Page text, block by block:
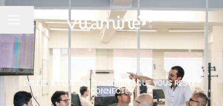
MENU CARRIÈRE
Partager la page
CELLES & CEUX QUI S'ASSURENT QUE VOUS RESTEZ
CONNECTÉ !